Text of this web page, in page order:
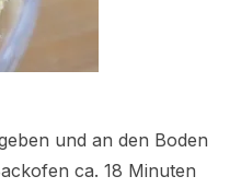
und an den Boden
ca. 18 Minuten